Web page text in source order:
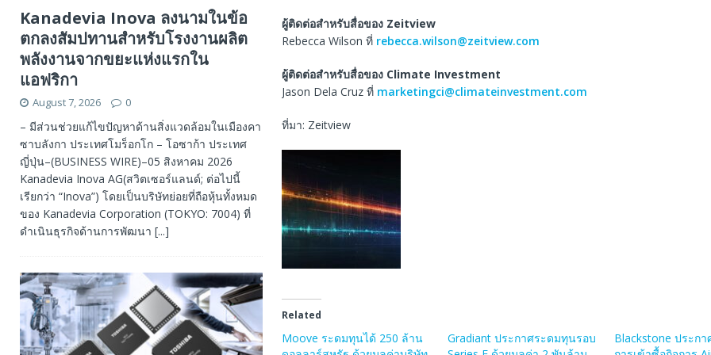
ผู้ติดต่อสำหรับสื่อของZeitview
Rebecca Wilson ที่ rebecca.wilson@zeitview.com
ผู้ติดต่อสำหรับสื่อของClimate Investment
Jason Dela Cruz ที่ marketingci@climateinvestment.com
ที่มา: Zeitview
Related
Moove ระดมทุนได้ 250 ล้าน
Gradiant ประกาศระดมทุนรอบ
Blackstone ประก
Kanadevia Inova ลงนามในข้อ
ตกลงสัมปทานสำหรับโรงงานผลิต
พลังงานจากขยะแห่งแรกใน
แอฟริกา
August 7, 2026 0
– มีส่วนช่วยแก้ไขปัญหาด้านสิ่งแวดล้อมในเมืองคา
ซาบลังกา ประเทศโมร็อกโก – โอซาก้า ประเทศ
ญี่ปุ่น–(BUSINESS WIRE)–05 สิงหาคม 2026
Kanadevia Inova AG(สวิตเซอร์แลนด์; ต่อไปนี้
เรียกว่า “Inova”) โดยเป็นบริษัทย่อยที่ถือหุ้นทั้งหมด
ของ Kanadevia Corporation (TOKYO: 7004) ที่
ดำเนินธุรกิจด้านการพัฒนา [...]